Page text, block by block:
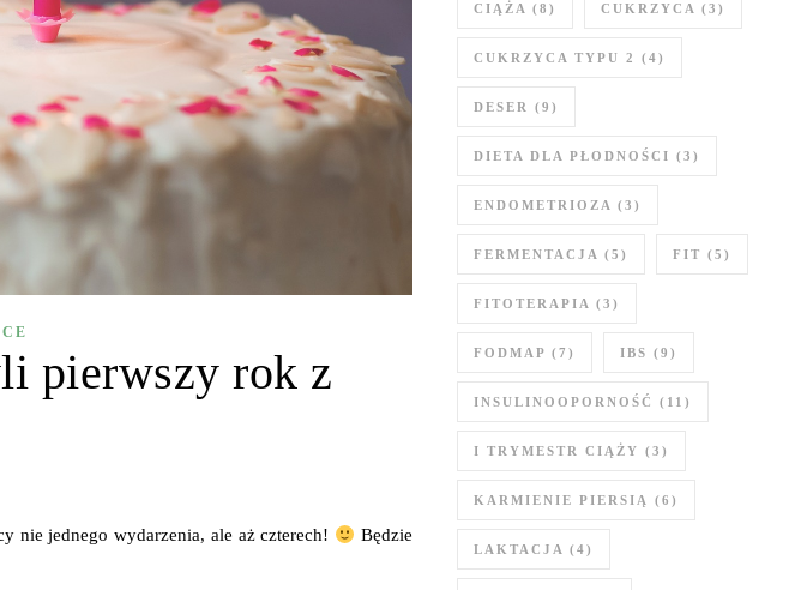
pierwszy rok z
nie jednego wydarzenia, ale aż czterech!
Będzie
CIĄŻA (8) CUKRZYCA (3)
CUKRZYCA TYPU 2 (4)
DESER (9)
DIETA DLA PŁODNOŚCI (3)
ENDOMETRIOZA (3)
FERMENTACJA (5) FIT (5)
FITOTERAPIA (3)
FODMAP (7) IBS (9)
INSULINOOPORNOŚĆ (11)
I TRYMESTR CIĄŻY (3)
KARMIENIE PIERSIĄ (6)
LAKTACJA (4)